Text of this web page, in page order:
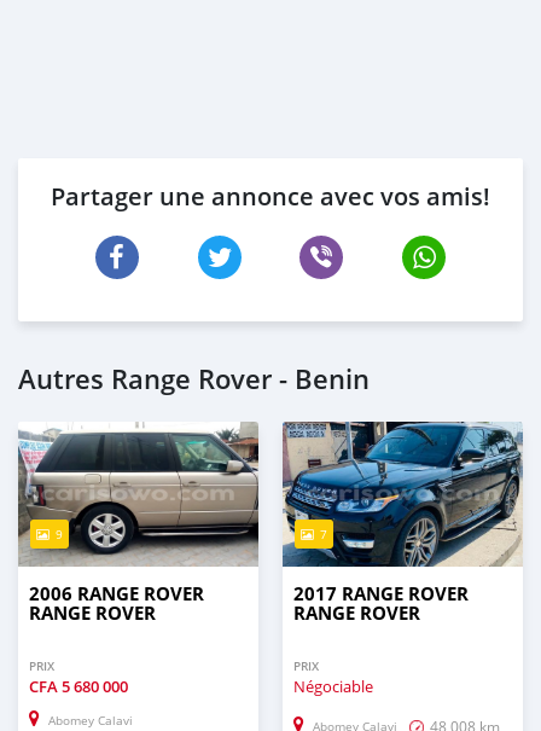
Partager une annonce avec vos amis!
Autres Range Rover - Benin
9
2006 RANGE ROVER
RANGE ROVER
PRIX
CFA5 680 000
Abomey Calavi
7
2017 RANGE ROVER
RANGE ROVER
PRIX
Négociable
Abomey Calavi 48 008 km